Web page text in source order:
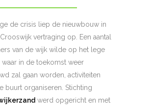
de crisis liep de nieuwbouw in
vertraging op. Een aantal
van de wijk wilde op het lege
waar in de toekomst weer
zal gaan worden, activiteiten
buurt organiseren. Stichting
werd opgericht en met